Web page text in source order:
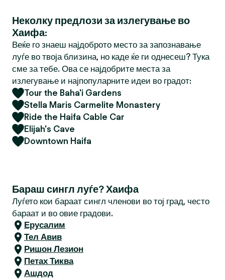
Неколку предлози за излегување во
Хаифа:
Веќе го знаеш најдоброто место за запознавање
луѓе во твоја близина, но каде ќе ги однесеш? Тука
сме за тебе. Ова се најдобрите места за
излегување и најпопуларните идеи во градот:
Tour the Baha'i Gardens
Stella Maris Carmelite Monastery
Ride the Haifa Cable Car
Elijah's Cave
Downtown Haifa
Бараш сингл луѓе? Хаифа
Луѓето кои бараат сингл членови во тој град, често
бараат и во овие градови.
Ерусалим
Тел Авив
Ришон Лезион
Петах Тиква
Ашдод